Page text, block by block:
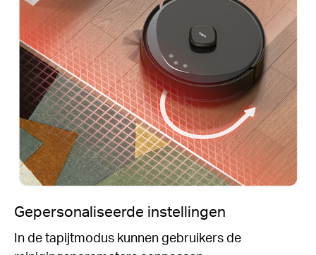
Gepersonaliseerde instellingen
In de tapijtmodus kunnen gebruikers de